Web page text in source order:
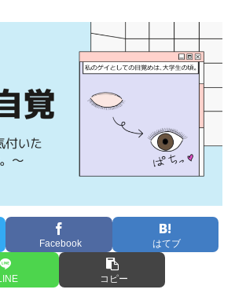
Facebook はてブ
コピー